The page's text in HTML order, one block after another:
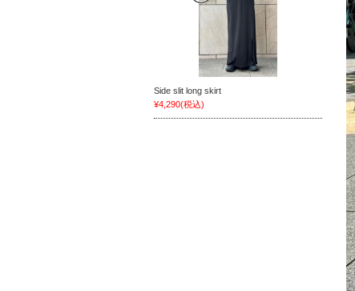
Side slit long skirt
¥4,290(税込)